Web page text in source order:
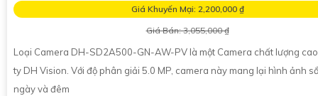
Giá Khuyến Mại: 2,200,000 ₫
Giá Bán: 3,055,000 ₫
Loại Camera DH-SD2A500-GN-AW-PV là một Camera chất lượng
ty DH Vision. Với độ phân giải 5.0 MP, camera này mang lại hình ảnh
ngày và đêm